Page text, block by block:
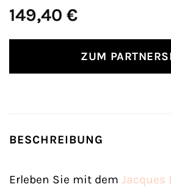
149,40 €
ZUM
BESCHREIBUNG
Erleben Sie mit dem Jacques